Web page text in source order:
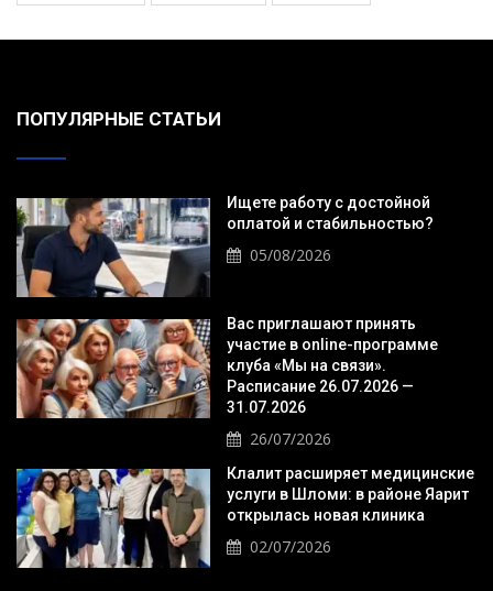
ПОПУЛЯРНЫЕ СТАТЬИ
Ищете работу с достойной
оплатой и стабильностью?
05/08/2026
Вас приглашают принять
участие в online-программе
клуба «Мы на связи».
Расписание 26.07.2026 —
31.07.2026
26/07/2026
Клалит расширяет медицинские
услуги в Шломи: в районе Яарит
открылась новая клиника
02/07/2026